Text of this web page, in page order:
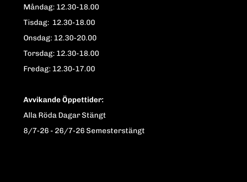
Måndag: 12.30-18.00
Tisdag: 12.30-18.00
Onsdag: 12.30-20.00
Torsdag: 12.30-18.00
Fredag: 12.30-17.00
Avvikande Öppettider:
Alla Röda Dagar Stängt
8/7-26 - 26/7-26 Semesterstängt